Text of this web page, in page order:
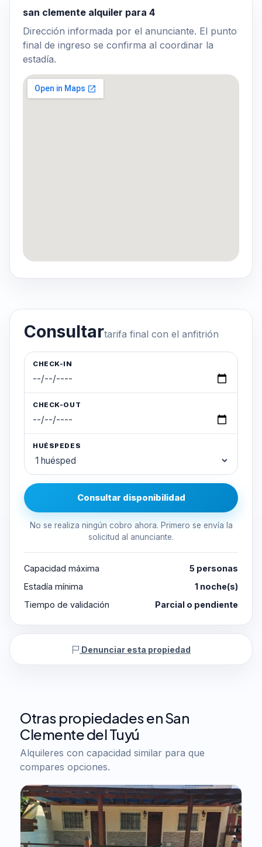
san clemente alquiler para 4
Dirección informada por el anunciante. El punto
final de ingreso se confirma al coordinar la
estadía.
Consultartarifa final con el anfitrión
CHECK-IN
CHECK-OUT
HUÉSPEDES
Consultar disponibilidad
No se realiza ningún cobro ahora. Primero se envía la
solicitud al anunciante.
Capacidad máxima
5 personas
Estadía mínima
1 noche(s)
Tiempo de validación
Parcial o pendiente
Denunciar esta propiedad
Otras propiedades en San
Clemente del Tuyú
Alquileres con capacidad similar para que
compares opciones.